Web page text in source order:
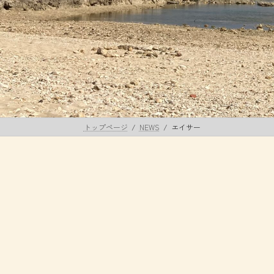
トップページ NEWS エイサー